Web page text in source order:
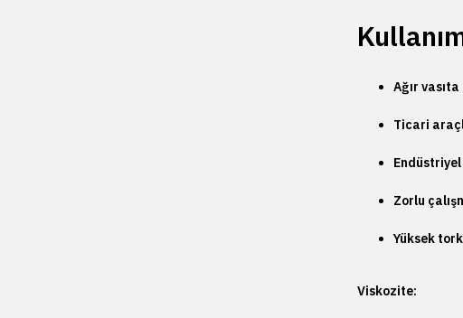
Ağır
Ticari
Zorlu
Yüksek
Viskozite: